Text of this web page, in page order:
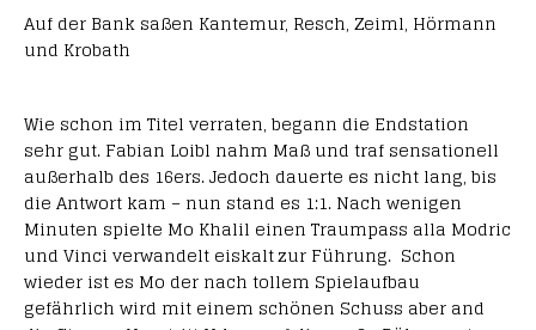
Auf der Bank saßen Kantemur, Resch, Zeiml, Hörmann
und Krobath
Wie schon im Titel verraten, begann die Endstation
sehr gut. Fabian Loibl nahm Maß und traf sensationell
außerhalb des 16ers. Jedoch dauerte es nicht lang, bis
die Antwort kam – nun stand es 1:1. Nach wenigen
Minuten spielte Mo Khalil einen Traumpass alla Modric
und Vinci verwandelt eiskalt zur Führung. Schon
wieder ist es Mo der nach tollem Spielaufbau
gefährlich wird mit einem schönen Schuss aber and